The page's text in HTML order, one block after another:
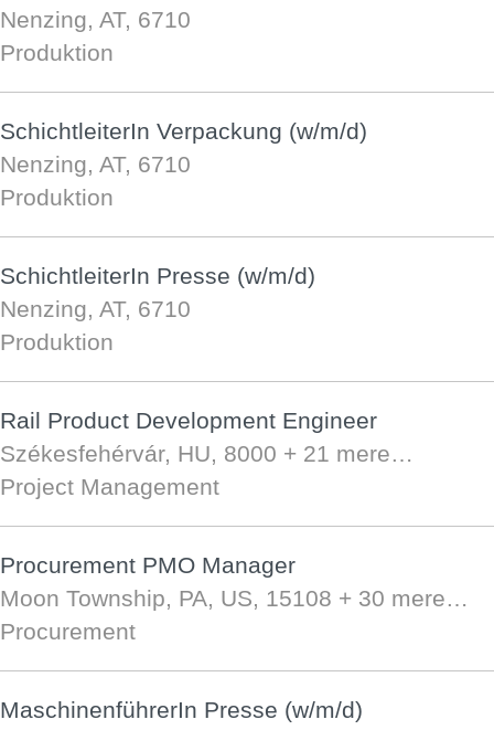
Nenzing, AT, 6710
Produktion
SchichtleiterIn Verpackung (w/m/d)
Nenzing, AT, 6710
Produktion
SchichtleiterIn Presse (w/m/d)
Nenzing, AT, 6710
Produktion
Rail Product Development Engineer
Székesfehérvár, HU, 8000 + 21 mere…
Project Management
Procurement PMO Manager
Moon Township, PA, US, 15108 + 30 mere…
Procurement
MaschinenführerIn Presse (w/m/d)